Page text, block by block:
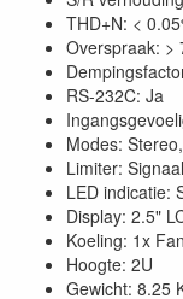
THD+N: <
Overspraak: >
RS-232C: Ja
Modes:
Limiter:
LED indicatie:
Display: 2.5"
Koeling: 1x
Hoogte: 2U
Gewicht: 8.25